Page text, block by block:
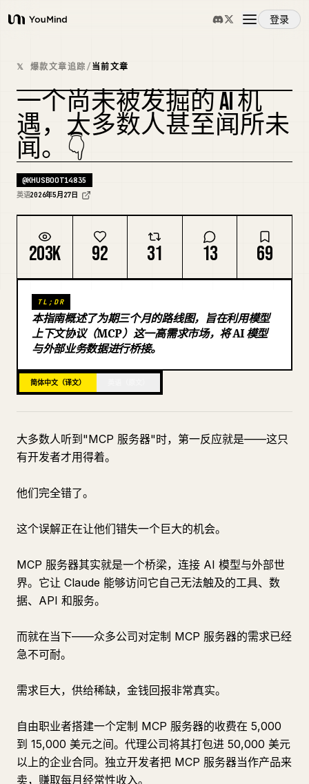
YouMind
登录
概览
使用案例
技能
提示词
下载
博客
更新
𝕏 爆款文章追踪/当前文章
复刻封面
一个尚未被发掘的 AI 机
遇，大多数人甚至闻所未
闻。👇
@KHUSBOOT14835
英语2026年5月27日
203K 92 31 13 69
TL;DR
本指南概述了为期三个月的路线图，旨在利用模型
上下文协议（MCP）这一高需求市场，将 AI 模型
与外部业务数据进行桥接。
简体中文（译文）
大多数人听到"MCP 服务器"时，第一反应就是——这只
有开发者才用得着。
他们完全错了。
这个误解正在让他们错失一个巨大的机会。
MCP 服务器其实就是一个桥梁，连接 AI 模型与外部世
界。它让 Claude 能够访问它自己无法触及的工具、数
据、API 和服务。
而就在当下——众多公司对定制 MCP 服务器的需求已经
急不可耐。
需求巨大，供给稀缺，金钱回报非常真实。
自由职业者搭建一个定制 MCP 服务器的收费在 5,000
到 15,000 美元之间。代理公司将其打包进 50,000 美元
以上的企业合同。独立开发者把 MCP 服务器当作产品来
卖，赚取每月经常性收入。